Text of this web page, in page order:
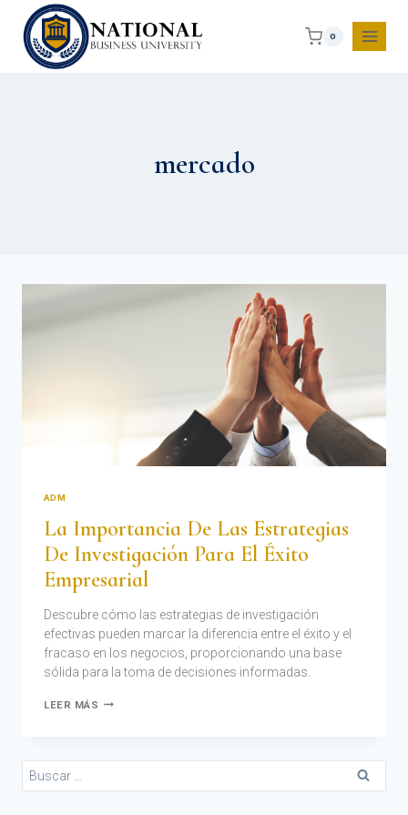
0
mercado
ADM
La Importancia De Las Estrategias
De Investigación Para El Éxito
Empresarial
Descubre cómo las estrategias de investigación
efectivas pueden marcar la diferencia entre el éxito y el
fracaso en los negocios, proporcionando una base
sólida para la toma de decisiones informadas.
LEER MÁS